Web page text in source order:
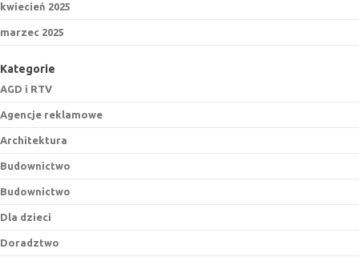
kwiecień 2025
marzec 2025
Kategorie
AGD i RTV
Agencje reklamowe
Architektura
Budownictwo
Budownictwo
Dla dzieci
Doradztwo